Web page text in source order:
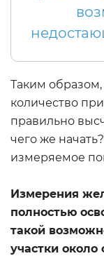
Таким
количество
правильно
чего же
измеряемое
Измерения
полностью
такой
участки около